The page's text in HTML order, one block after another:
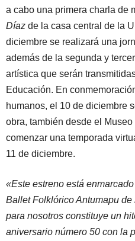
a cabo una primera charla de
Díaz de la casa central de la
diciembre se realizará una
además de la segunda y
artística que serán
Educación. En
humanos, el 10 de diciembre
obra, también desde el
comenzar una temporada
11 de diciembre.
«Este estreno está
Ballet Folklórico Antumapu
para nosotros constituye un
aniversario número 50 con la